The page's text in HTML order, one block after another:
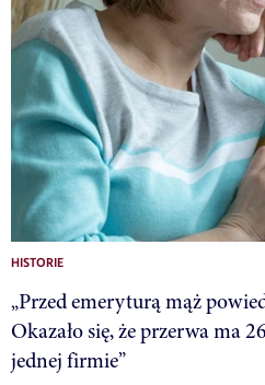
HISTORIE
„Przed emeryturą mąż
Okazało się, że przerwa ma
jednej firmie”